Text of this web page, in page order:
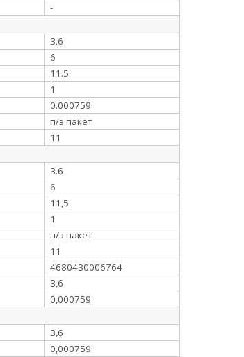
-
3.6
6
11.5
1
0.000759
п/э пакет
11
3.6
6
11,5
1
п/э пакет
11
4680430006764
3,6
0,000759
3,6
0,000759